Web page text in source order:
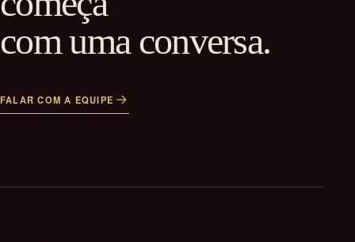
com uma conversa.
FALAR COM A EQUIPE